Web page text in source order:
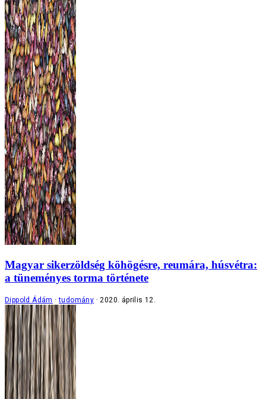
Magyar sikerzöldség köhögésre, reumára, húsvétra:
a tüneményes torma története
Dippold Ádám tudomány 2020. április 12.